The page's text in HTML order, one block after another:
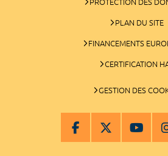
PLAN DU SITE
FINANCEMENTS
CERTIFICATION
GESTION DES